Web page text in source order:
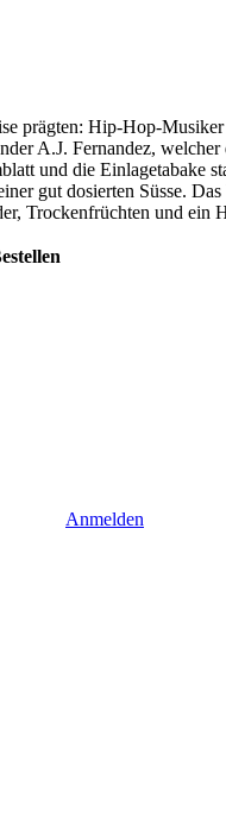
Hip-Hop-
A.J. Fernandez,
und die Einlagetabake
gut dosierten Süsse.
Trockenfrüchten und
Anmelden